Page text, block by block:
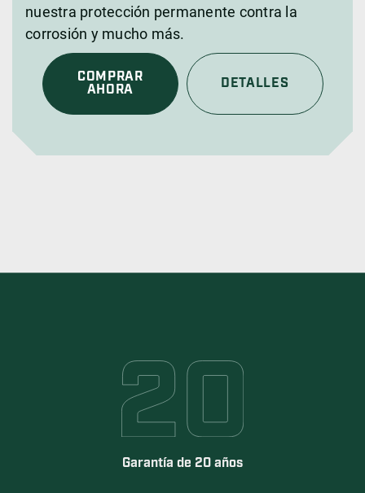
nuestra protección permanente contra la
corrosión y mucho más.
COMPRAR
AHORA DETALLES
Garantía de 20 años